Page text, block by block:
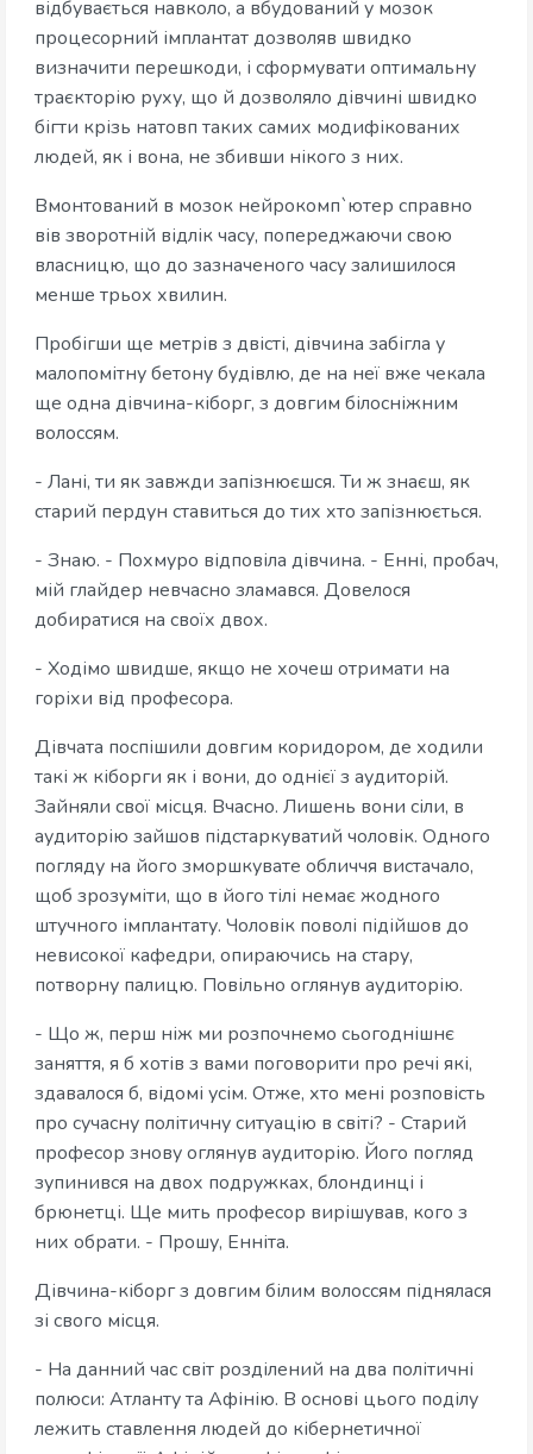
відбувається навколо, а вбудований у мозок
процесорний імплантат дозволяв швидко
визначити перешкоди, і сформувати оптимальну
траєкторію руху, що й дозволяло дівчині швидко
бігти крізь натовп таких самих модифікованих
людей, як і вона, не збивши нікого з них.
Вмонтований в мозок нейрокомп`ютер справно
вів зворотній відлік часу, попереджаючи свою
власницю, що до зазначеного часу залишилося
менше трьох хвилин.
Пробігши ще метрів з двісті, дівчина забігла у
малопомітну бетону будівлю, де на неї вже чекала
ще одна дівчина-кіборг, з довгим білосніжним
волоссям.
- Лані, ти як завжди запізнюєшся. Ти ж знаєш, як
старий пердун ставиться до тих хто запізнюється.
- Знаю. - Похмуро відповіла дівчина. - Енні, пробач,
мій глайдер невчасно зламався. Довелося
добиратися на своїх двох.
- Ходімо швидше, якщо не хочеш отримати на
горіхи від професора.
Дівчата поспішили довгим коридором, де ходили
такі ж кіборги як і вони, до однієї з аудиторій.
Зайняли свої місця. Вчасно. Лишень вони сіли, в
аудиторію зайшов підстаркуватий чоловік. Одного
погляду на його зморшкувате обличчя вистачало,
щоб зрозуміти, що в його тілі немає жодного
штучного імплантату. Чоловік поволі підійшов до
невисокої кафедри, опираючись на стару,
потворну палицю. Повільно оглянув аудиторію.
- Що ж, перш ніж ми розпочнемо сьогоднішнє
заняття, я б хотів з вами поговорити про речі які,
здавалося б, відомі усім. Отже, хто мені розповість
про сучасну політичну ситуацію в світі? - Старий
професор знову оглянув аудиторію. Його погляд
зупинився на двох подружках, блондинці і
брюнетці. Ще мить професор вирішував, кого з
них обрати. - Прошу, Енніта.
Дівчина-кіборг з довгим білим волоссям піднялася
зі свого місця.
- На данний час світ розділений на два політичні
полюси: Атланту та Афінію. В основі цього поділу
лежить ставлення людей до кібернетичної